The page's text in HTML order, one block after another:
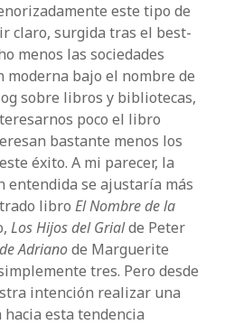
este tipo de
claro, surgida tras el best-
menos las sociedades
moderna bajo el nombre de
sobre libros y bibliotecas,
poco el libro
bastante menos los
éxito. A mi parecer, la
entendida se ajustaría más
libroEl Nombre de la
Los Hijos del Grialde Peter
Adrianode Marguerite
tres. Pero desde
intención realizar una
esta tendencia